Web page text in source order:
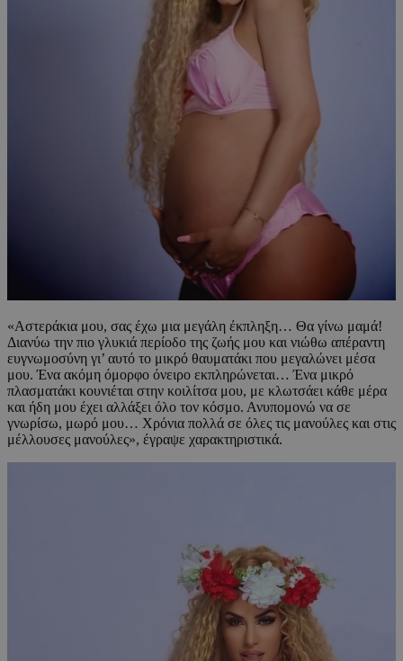
«Αστεράκια μου, σας έχω μια μεγάλη έκπληξη… Θα γίνω μαμά!
Διανύω την πιο γλυκιά περίοδο της ζωής μου και νιώθω απέραντη
ευγνωμοσύνη γι’ αυτό το μικρό θαυματάκι που μεγαλώνει μέσα
μου. Ένα ακόμη όμορφο όνειρο εκπληρώνεται… Ένα μικρό
πλασματάκι κουνιέται στην κοιλίτσα μου, με κλωτσάει κάθε μέρα
και ήδη μου έχει αλλάξει όλο τον κόσμο. Ανυπομονώ να σε
γνωρίσω, μωρό μου… Χρόνια πολλά σε όλες τις μανούλες και στις
μέλλουσες μανούλες», έγραψε χαρακτηριστικά.